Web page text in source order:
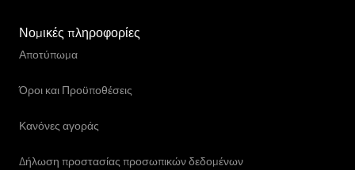
Νομικές πληροφορίες
Αποτύπωμα
Όροι και Προϋποθέσεις
Κανόνες αγοράς
Δήλωση προστασίας προσωπικών δεδομένων